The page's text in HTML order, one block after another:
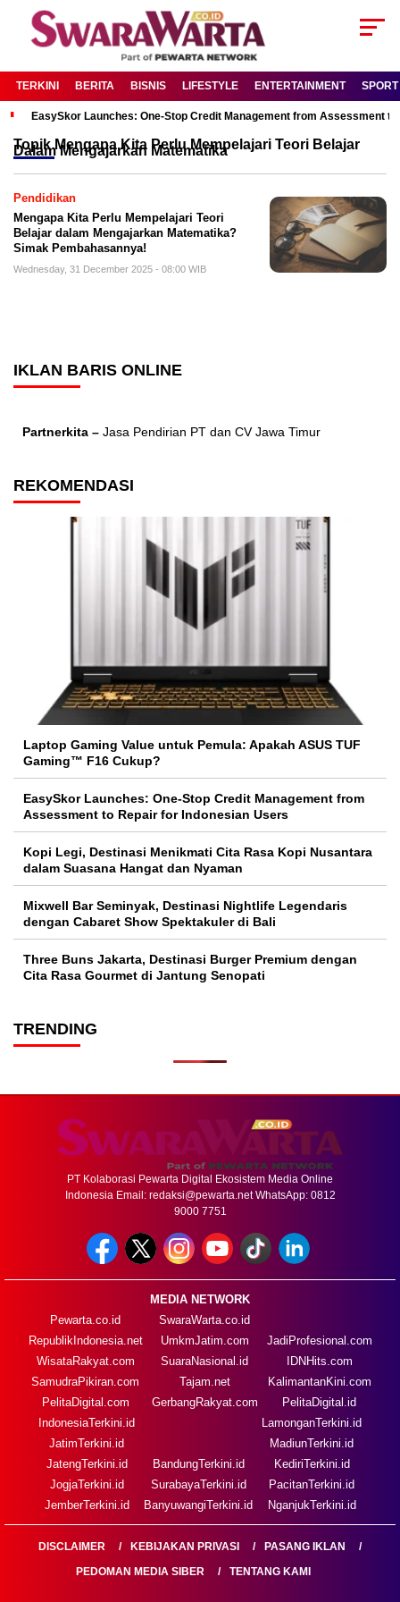
TERKINI BERITA BISNIS LIFESTYLE ENTERTAINMENT SPORT
EasySkor Launches: One-Stop Credit Management from Assessment
TopikMengapa Kita Perlu Mempelajari Teori Belajar
Dalam Mengajarkan Matematika
Pendidikan
Mengapa Kita Perlu Mempelajari Teori
Belajar dalam Mengajarkan Matematika?
Simak Pembahasannya!
Wednesday, 31 December 2025 - 08:00 WIB
IKLAN BARIS ONLINE
Partnerkita – Jasa Pendirian PT dan CV Jawa Timur
REKOMENDASI
Laptop Gaming Value untuk Pemula: Apakah ASUS TUF
Gaming™ F16 Cukup?
EasySkor Launches: One-Stop Credit Management from
Assessment to Repair for Indonesian Users
Kopi Legi, Destinasi Menikmati Cita Rasa Kopi Nusantara
dalam Suasana Hangat dan Nyaman
Mixwell Bar Seminyak, Destinasi Nightlife Legendaris
dengan Cabaret Show Spektakuler di Bali
Three Buns Jakarta, Destinasi Burger Premium dengan
Cita Rasa Gourmet di Jantung Senopati
TRENDING
PT Kolaborasi Pewarta Digital Ekosistem Media Online
Indonesia Email: redaksi@pewarta.netWhatsApp: 0812
9000 7751
MEDIA NETWORK
Pewarta.co.id
RepublikIndonesia.net
WisataRakyat.com
SamudraPikiran.com
PelitaDigital.com
SwaraWarta.co.id
UmkmJatim.com
SuaraNasional.id
Tajam.net
GerbangRakyat.com
JadiProfesional.com
IDNHits.com
KalimantanKini.com
PelitaDigital.id
IndonesiaTerkini.id
JatimTerkini.id
JatengTerkini.id
JogjaTerkini.id
JemberTerkini.id
BandungTerkini.id
SurabayaTerkini.id
BanyuwangiTerkini.id
LamonganTerkini.id
MadiunTerkini.id
KediriTerkini.id
PacitanTerkini.id
NganjukTerkini.id
DISCLAIMER KEBIJAKAN PRIVASI
PASANG IKLAN
PEDOMAN MEDIA SIBER
TENTANG KAMI